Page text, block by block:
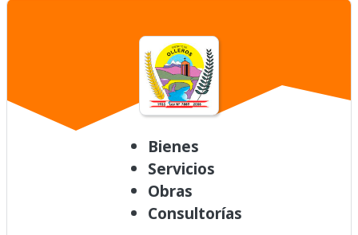
Bienes
Servicios
Obras
Consultorías